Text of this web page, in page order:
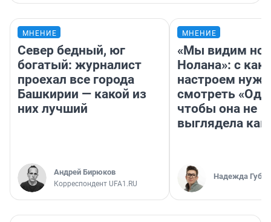
МНЕНИЕ
Север бедный, юг
богатый: журналист
проехал все города
Башкирии — какой из
них лучший
Андрей Бирюков
Корреспондент UFA1.RU
МНЕНИЕ
«Мы видим
Нолана»: с
настроем
смотреть
чтобы она не
выглядела как
Надежда